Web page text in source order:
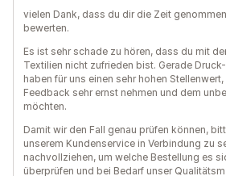
vielen Dank, dass du dir die Zeit
bewerten.
Es ist sehr schade zu hören, dass du mit
Textilien nicht zufrieden bist. Gerade
haben für uns einen sehr hohen
Feedback sehr ernst nehmen und dem
möchten.
Damit wir den Fall genau prüfen können,
unserem Kundenservice in Verbindung zu
nachvollziehen, um welche Bestellung es
überprüfen und bei Bedarf unser